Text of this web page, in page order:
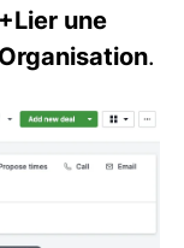
une
Organisation.